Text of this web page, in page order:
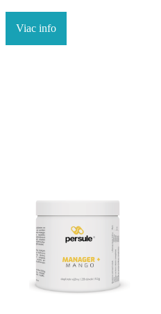
Viac info